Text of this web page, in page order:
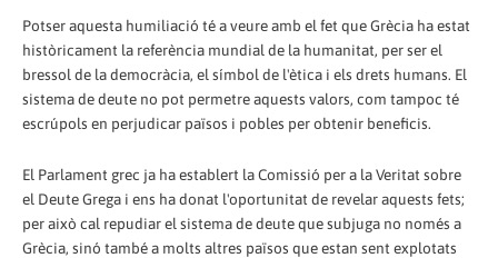
Potser aquesta humiliació té a veure amb el fet que Grècia ha estat
històricament la referència mundial de la humanitat, per ser el
bressol de la democràcia, el símbol de l'ètica i els drets humans. El
sistema de deute no pot permetre aquests valors, com tampoc té
escrúpols en perjudicar països i pobles per obtenir beneficis.
El Parlament grec ja ha establert la Comissió per a la Veritat sobre
el Deute Grega i ens ha donat l'oportunitat de revelar aquests fets;
per això cal repudiar el sistema de deute que subjuga no només a
Grècia, sinó també a molts altres països que estan sent explotats